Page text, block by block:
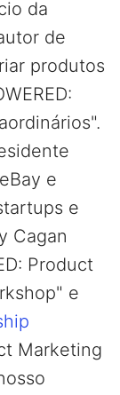
da
de
produtos
e
e
Cagan
Product
e
Marketing